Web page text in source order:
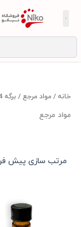
مواد مرجع/ برگه 4
مرجع
۳.۹۴۶.۸۰۰تومان
through
۷.۸۹۳.۶۰۰تومان
محصول
دارای